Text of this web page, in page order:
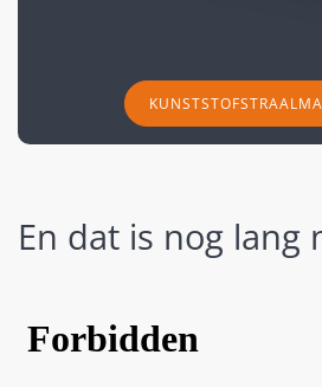
En dat is nog lang